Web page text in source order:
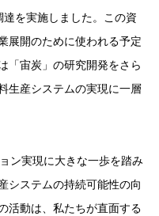
を実施しました。この資
展開のために使われる予定
「宙炭」の研究開発をさら
生産システムの実現に一層
ン実現に大きな一歩を踏み
システムの持続可能性の向
活動は、私たちが直面する